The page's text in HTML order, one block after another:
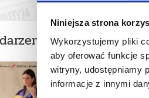
Niniejsza strona
Wykorzystujemy pliki
aby oferować funkcje
witryny, udostępniamy
informacje z innymi
To
się
*******
organizatora